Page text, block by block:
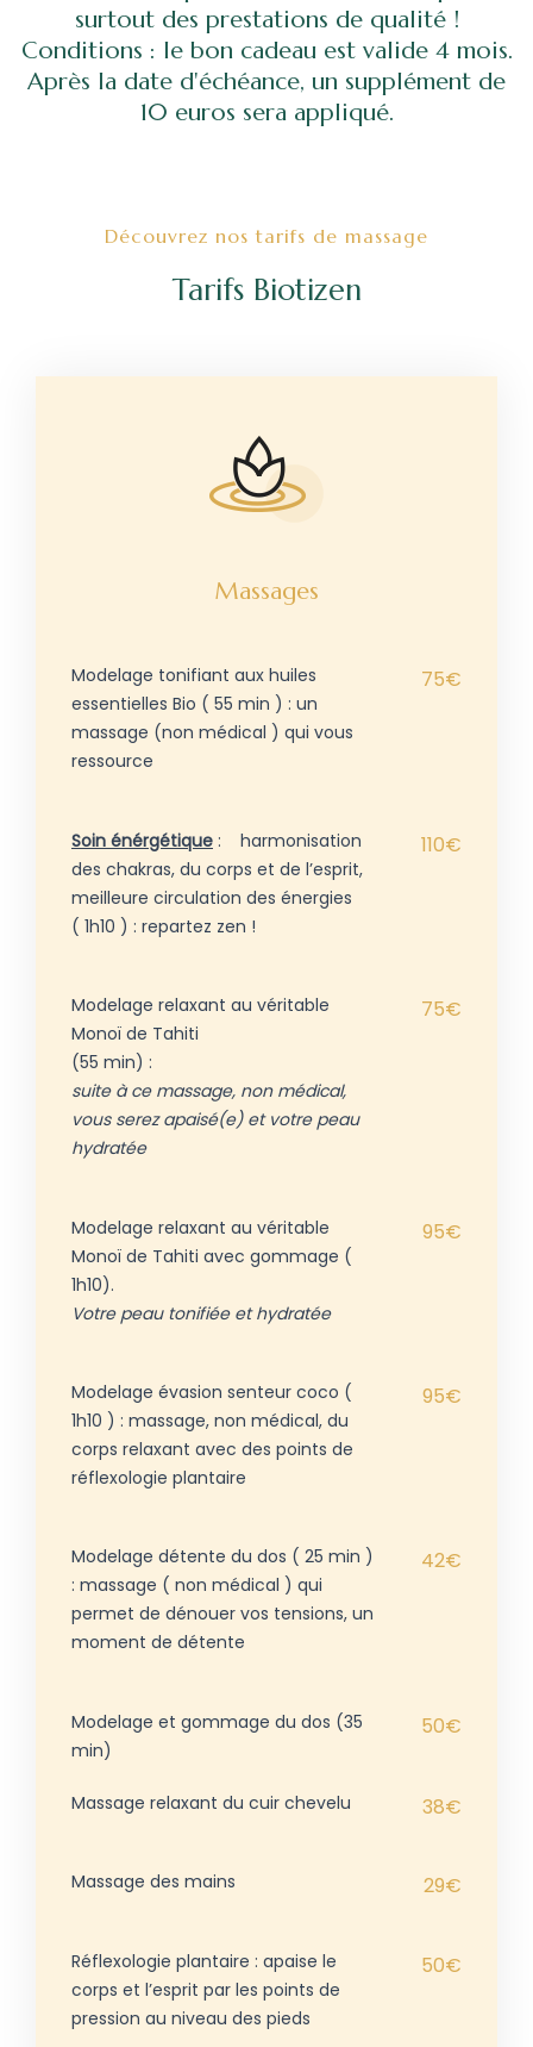
surtout des prestations de qualité !
Conditions : le bon cadeau est valide 4 mois.
Après la date d'échéance, un supplément de
10 euros sera appliqué.
Découvrez nos tarifs de massage
Tarifs Biotizen
Massages
Modelage tonifiant aux huiles
essentielles Bio ( 55 min ) : un
massage (non médical ) qui vous
ressource
75€
Soin énérgétique :
harmonisation
des chakras, du corps et de l’esprit,
meilleure circulation des énergies
( 1h10 ) : repartez zen !
110€
Modelage relaxant au véritable
Monoï de Tahiti
(55 min) :
suite à ce massage, non médical,
vous serez apaisé(e) et votre peau
hydratée
75€
Modelage relaxant au véritable
Monoï de Tahiti avec gommage (
1h10).
Votre peau tonifiée et hydratée
95€
Modelage évasion senteur coco (
1h10 ) : massage, non médical, du
corps relaxant avec des points de
réflexologie plantaire
95€
Modelage détente du dos ( 25 min )
: massage ( non médical ) qui
permet de dénouer vos tensions, un
moment de détente
42€
Modelage et gommage du dos (35
min)
50€
Massage relaxant du cuir chevelu 38€
Massage des mains 29€
Réflexologie plantaire : apaise le
corps et l’esprit par les points de
pression au niveau des pieds
50€